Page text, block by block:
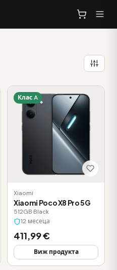
Клас A
Xiaomi
Xiaomi Poco X8 Pro 5G
512GB·Black
12 месеца
411,99 €
Виж продукта